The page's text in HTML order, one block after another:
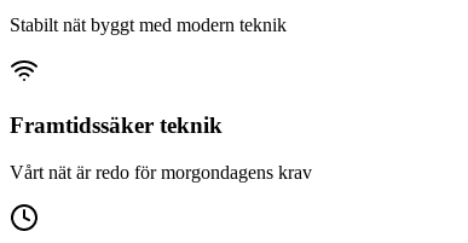
Stabilt nät byggt med modern teknik
Framtidssäker teknik
Vårt nät är redo för morgondagens krav